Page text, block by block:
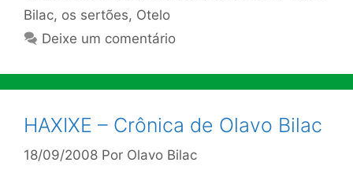
Bilac, os sertões, Otelo
Deixe um comentário
HAXIXE – Crônica de Olavo Bilac
18/09/2008 Por Olavo Bilac